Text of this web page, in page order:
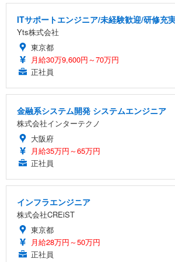
ITサポートエンジニア/未経験歓迎/研修充
Yts株式会社
東京都
月給30万9,600円～70万円
正社員
金融系システム開発 システムエンジニア
株式会社インターテクノ
大阪府
月給35万円～65万円
正社員
インフラエンジニア
株式会社CREiST
東京都
月給28万円～50万円
正社員